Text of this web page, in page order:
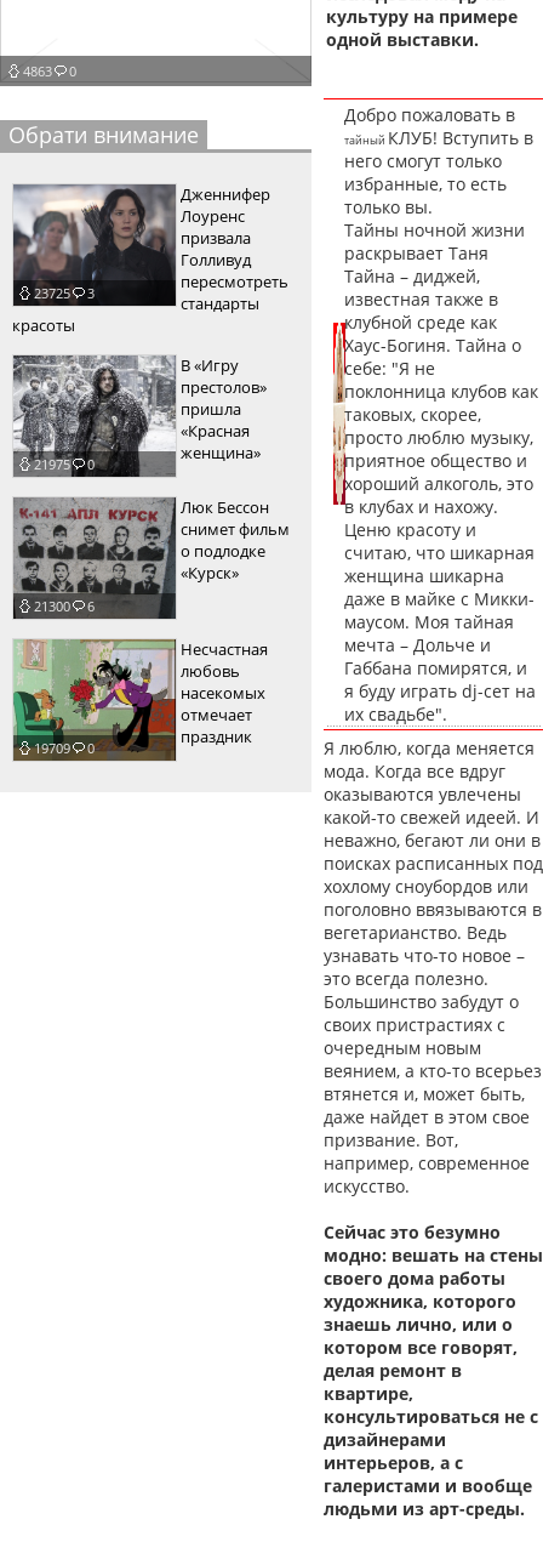
пїЅпїЅпїЅпїЅпїЅпїЅпїЅпїЅпїЅпїЅпїЅ
пїЅпїЅпїЅ
пїЅпїЅпїЅ пїЅпїЅпїЅпїЅпїЅ
пїЅпїЅпїЅ пїЅпїЅпїЅпїЅпїЅпїЅ
пїЅпїЅпїЅпїЅпїЅ
пїЅпїЅпїЅпїЅпїЅпїЅпїЅпїЅпїЅпїЅ
пїЅпїЅпїЅпїЅпїЅпїЅпїЅпїЅпїЅпїЅ
4863 0
Обрати внимание
23725 3
Дженнифер
Лоуренс
призвала
Голливуд
пересмотреть
стандарты
красоты
21975 0
В «Игру
престолов»
пришла
«Красная
женщина»
21300 6
Люк Бессон
снимет фильм
о подлодке
«Курск»
19709 0
Несчастная
любовь
насекомых
отмечает
праздник
культуру на примере
одной выставки.
Добро пожаловать в
тайный КЛУБ! Вступить в
него смогут только
избранные, то есть
только вы.
Тайны ночной жизни
раскрывает Таня
Тайна – диджей,
известная также в
клубной среде как
Хаус-Богиня. Тайна о
себе: "Я не
поклонница клубов как
таковых, скорее,
просто люблю музыку,
приятное общество и
хороший алкоголь, это
в клубах и нахожу.
Ценю красоту и
считаю, что шикарная
женщина шикарна
даже в майке с Микки-
маусом. Моя тайная
мечта – Дольче и
Габбана помирятся, и
я буду играть dj-cет на
их свадьбе".
Я люблю, когда меняется
мода. Когда все вдруг
оказываются увлечены
какой-то свежей идеей. И
неважно, бегают ли они в
поисках расписанных под
хохлому сноубордов или
поголовно ввязываются в
вегетарианство. Ведь
узнавать что-то новое –
это всегда полезно.
Большинство забудут о
своих пристрастиях с
очередным новым
веянием, а кто-то всерьез
втянется и, может быть,
даже найдет в этом свое
призвание. Вот,
например, современное
искусство.
Сейчас это безумно
модно: вешать на стены
своего дома работы
художника, которого
знаешь лично, или о
котором все говорят,
делая ремонт в
квартире,
консультироваться не с
дизайнерами
интерьеров, а с
галеристами и вообще
людьми из арт-среды.